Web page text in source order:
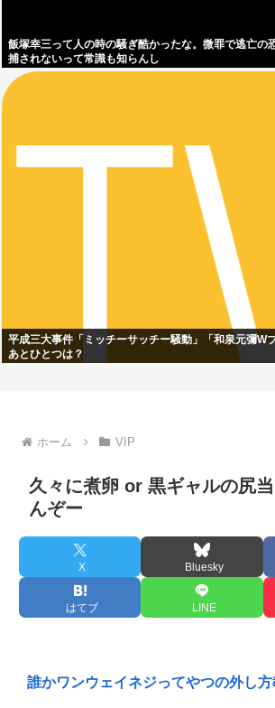
飯塚幸三って人の時の騒ぎ酷かったな。微罪で逃亡の
捕されないって常識も知らんし
平成三大事件「ミッチーサッチー騒動」「和泉元彌W
あとひとつは？
ホーム VIP
久々に煮卵 or 黒ギャルの尻
んぞー
X Bluesky
はてブ LINE
誰かワンウェイネジってやつの外し方